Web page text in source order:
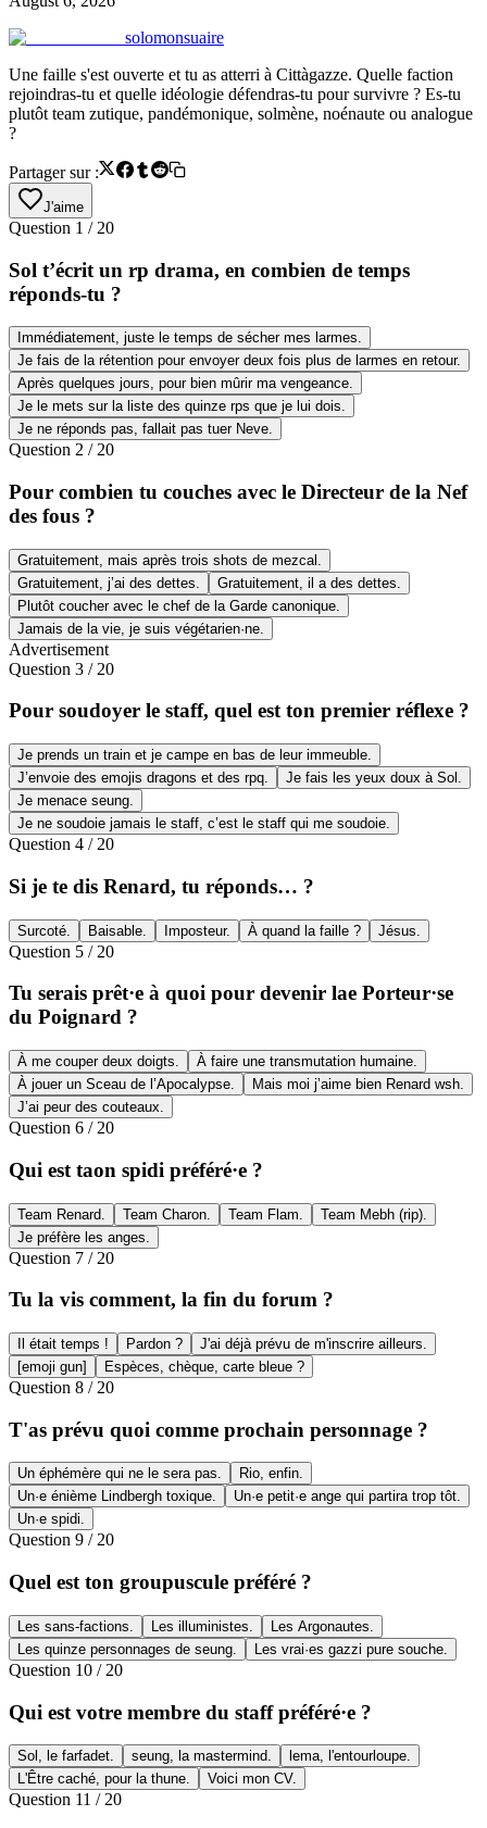
solomonsuaire
Une faille s'est ouverte et tu as atterri à Cittàgazze. Quelle faction
rejoindras-tu et quelle idéologie défendras-tu pour survivre ? Es-tu
plutôt team zutique, pandémonique, solmène, noénaute ou analogue
?
Partager sur :
J'aime
Question 1 / 20
Sol t’écrit un rp drama, en combien de temps
réponds-tu ?
Immédiatement, juste le temps de sécher mes larmes.
Je fais de la rétention pour envoyer deux fois plus de larmes en retour.
Après quelques jours, pour bien mûrir ma vengeance.
Je le mets sur la liste des quinze rps que je lui dois.
Je ne réponds pas, fallait pas tuer Neve.
Question 2 / 20
Pour combien tu couches avec le Directeur de la Nef
des fous ?
Gratuitement, mais après trois shots de mezcal.
Gratuitement, j’ai des dettes.
Gratuitement, il a des dettes.
Plutôt coucher avec le chef de la Garde canonique.
Jamais de la vie, je suis végétarien·ne.
Advertisement
Question 3 / 20
Pour soudoyer le staff, quel est ton premier réflexe ?
Je prends un train et je campe en bas de leur immeuble.
J’envoie des emojis dragons et des rpq.
Je fais les yeux doux à Sol.
Je menace seung.
Je ne soudoie jamais le staff, c’est le staff qui me soudoie.
Question 4 / 20
Si je te dis Renard, tu réponds… ?
Surcoté. Baisable. Imposteur. À quand la faille ? Jésus.
Question 5 / 20
Tu serais prêt·e à quoi pour devenir lae Porteur·se
du Poignard ?
À me couper deux doigts.
À faire une transmutation humaine.
À jouer un Sceau de l’Apocalypse.
Mais moi j’aime bien Renard wsh.
J’ai peur des couteaux.
Question 6 / 20
Qui est taon spidi préféré·e ?
Team Renard. Team Charon. Team Flam.
Team Mebh (rip).
Je préfère les anges.
Question 7 / 20
Tu la vis comment, la fin du forum ?
Il était temps ! Pardon ?
J'ai déjà prévu de m'inscrire ailleurs.
[emoji gun]
Espèces, chèque, carte bleue ?
Question 8 / 20
T'as prévu quoi comme prochain personnage ?
Un éphémère qui ne le sera pas.
Rio, enfin.
Un·e énième Lindbergh toxique.
Un·e petit·e ange qui partira trop tôt.
Un·e spidi.
Question 9 / 20
Quel est ton groupuscule préféré ?
Les sans-factions. Les illuministes.
Les Argonautes.
Les quinze personnages de seung.
Les vrai·es gazzi pure souche.
Question 10 / 20
Qui est votre membre du staff préféré·e ?
Sol, le farfadet. seung, la mastermind.
lema, l'entourloupe.
L'Être caché, pour la thune.
Voici mon CV.
Question 11 / 20